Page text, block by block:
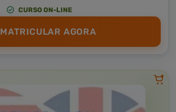
CURSO ON-LINE
MATRICULAR AGORA